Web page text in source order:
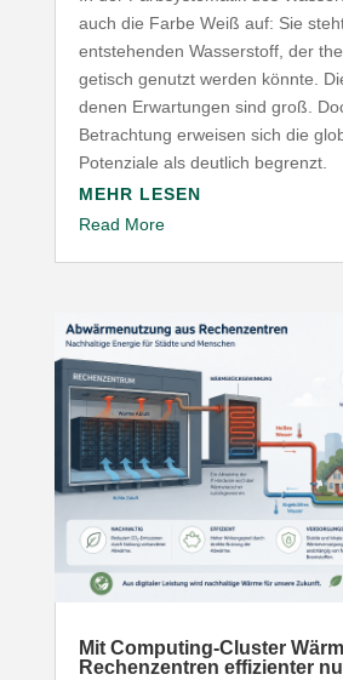
auch die Farbe Weiß auf: Sie
entste­henden Wasser­stoff, der
ge­tisch genutzt werden könnte.
denen Erwar­tungen sind groß.
Betrachtung erweisen sich die
Poten­ziale als deutlich begrenzt.
MEHR LESEN
Read More
Mit Computing-​Cluster
Rechen­zentren effi­zi­enter